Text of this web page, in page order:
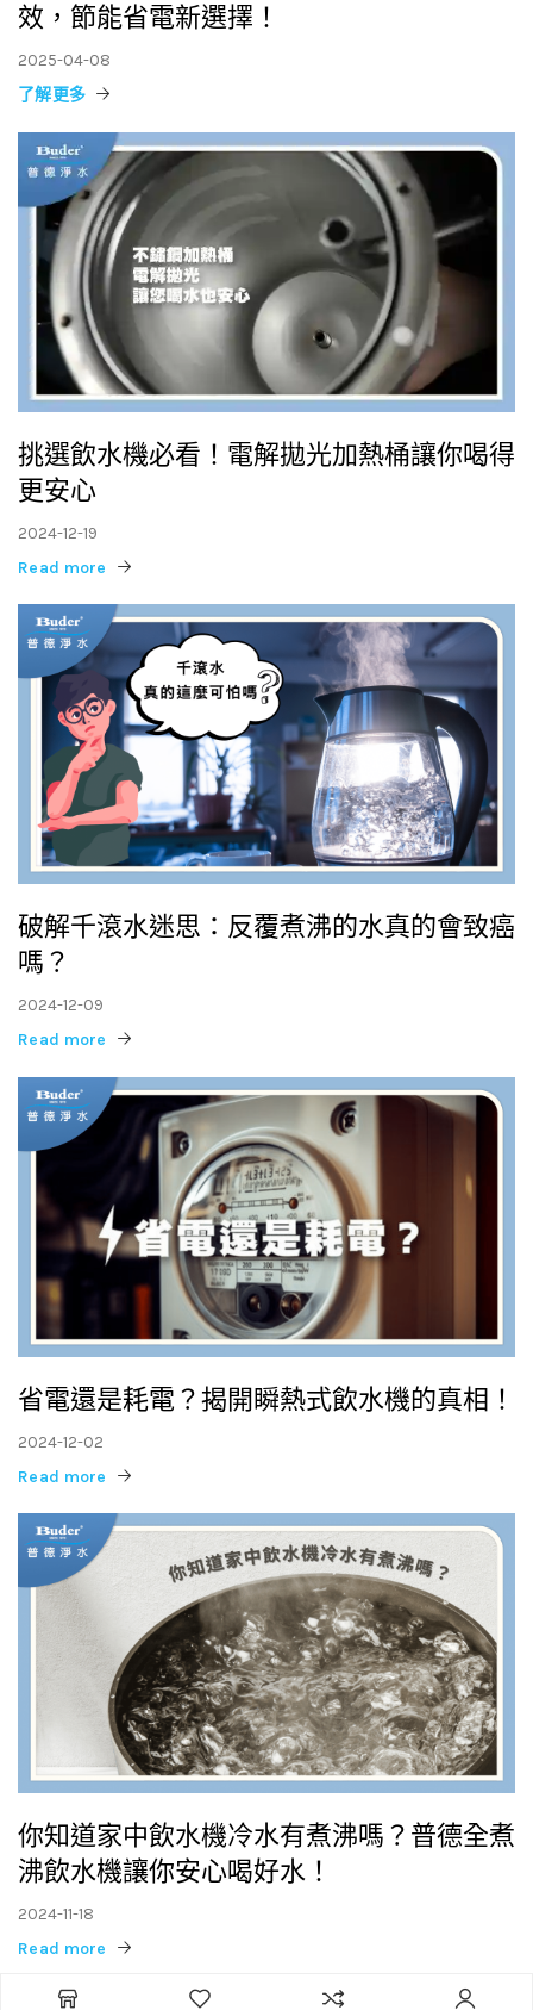
效，節能省電新選擇！
2025-04-08
了解更多
挑選飲水機必看！電解拋光加熱桶讓你喝得
更安心
2024-12-19
Read more
破解千滾水迷思：反覆煮沸的水真的會致癌
嗎？
2024-12-09
Read more
省電還是耗電？揭開瞬熱式飲水機的真相！
2024-12-02
Read more
你知道家中飲水機冷水有煮沸嗎？普德全煮
沸飲水機讓你安心喝好水！
2024-11-18
Read more